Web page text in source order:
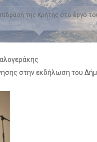
της Κρήτης στο έργο
στην εκδήλωση του